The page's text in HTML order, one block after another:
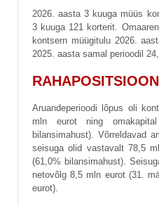
2026. aasta 3 kuuga müüs
3 kuuga 121 korterit.
kontsern müügitulu 2026.
2025. aasta samal perioodil
RAHAPOSITSIOON
Aruandeperioodi lõpus oli
mln eurot ning
bilansimahust). Võrreldavad
seisuga olid vastavalt 78,5
(61,0% bilansimahust).
netovõlg 8,5 mln eurot (31.
eurot).